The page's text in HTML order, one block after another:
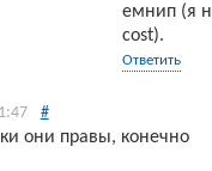
емнип (я
cost).
Ответить
#
они правы, конечно